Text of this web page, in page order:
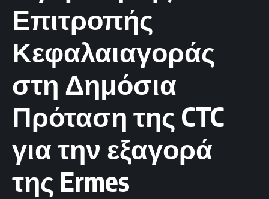
Επιτροπής
Κεφαλαιαγοράς
στη Δημόσια
Πρόταση της CTC
για την εξαγορά
της Ermes